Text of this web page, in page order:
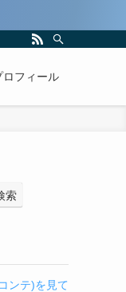
ロフィール
索
ンテ)を見て